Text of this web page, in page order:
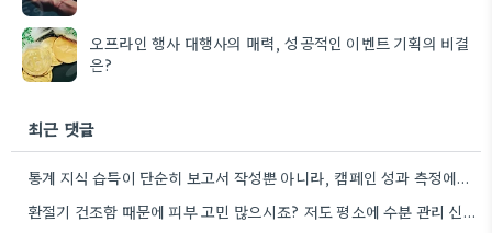
오프라인 행사 대행사의 매력, 성공적인 이벤트 기획의 비결
은?
최근 댓글
통계 지식 습득이 단순히 보고서 작성뿐 아니라, 캠페인 성과 측정에도 도움이 된다니 흥미롭네요.
환절기 건조함 때문에 피부 고민 많으시죠? 저도 평소에 수분 관리 신경 쓰느라 시간 오래 뺏깁니다.